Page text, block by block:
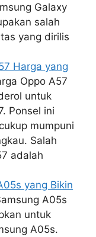
Galaxy
salah
yang dirilis
Harga yang
Oppo A57
untuk
Ponsel ini
mumpuni
Salah
adalah
yang Bikin
A05s
untuk
A05s.